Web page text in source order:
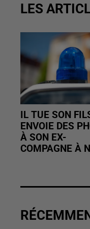
LES
IL TUE SON
ENVOIE DES
À SON EX-
COMPAGNE À